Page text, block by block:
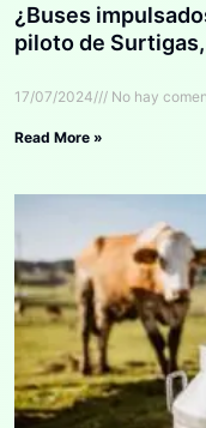
¿Buses
piloto de
17/07/2024 No hay
Read More »